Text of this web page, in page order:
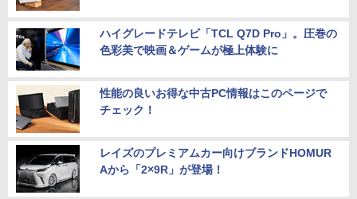
ハイグレードテレビ「TCL Q7D Pro」。圧巻の
色彩美で映画＆ゲームが極上体験に
性能の良いお得な中古PC情報はこのページで
チェック！
レイズのプレミアムカー向けブランドHOMUR
Aから「2×9R」が登場！